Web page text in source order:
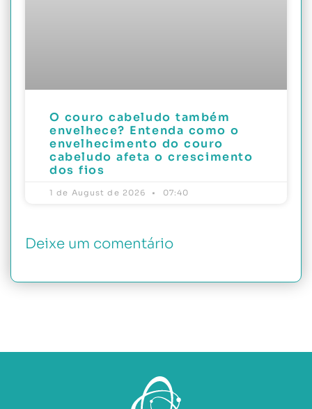
O couro cabeludo também
envelhece? Entenda como o
envelhecimento do couro
cabeludo afeta o crescimento
dos fios
1 de August de 2026 07:40
Deixe um comentário